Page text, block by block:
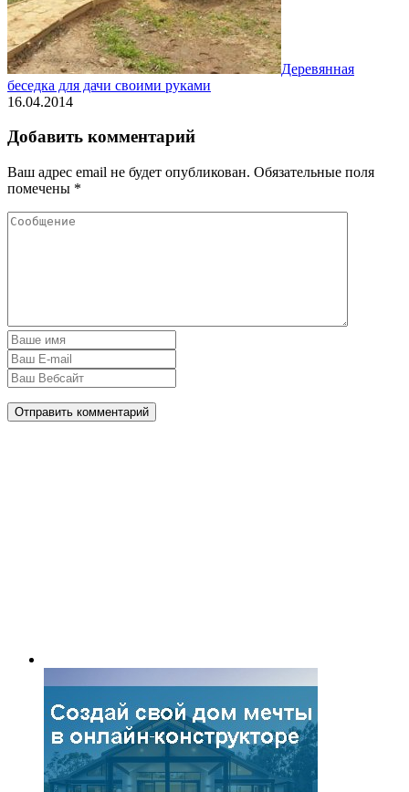
Деревянная
беседка для дачи своими руками
16.04.2014
Добавить комментарий
Ваш адрес email не будет опубликован. Обязательные поля
помечены *